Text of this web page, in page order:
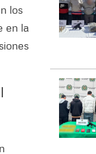
los
en la